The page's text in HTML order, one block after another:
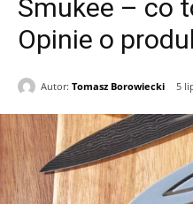
Smukee – co
Opinie o
Autor: Tomasz Borowiecki 5